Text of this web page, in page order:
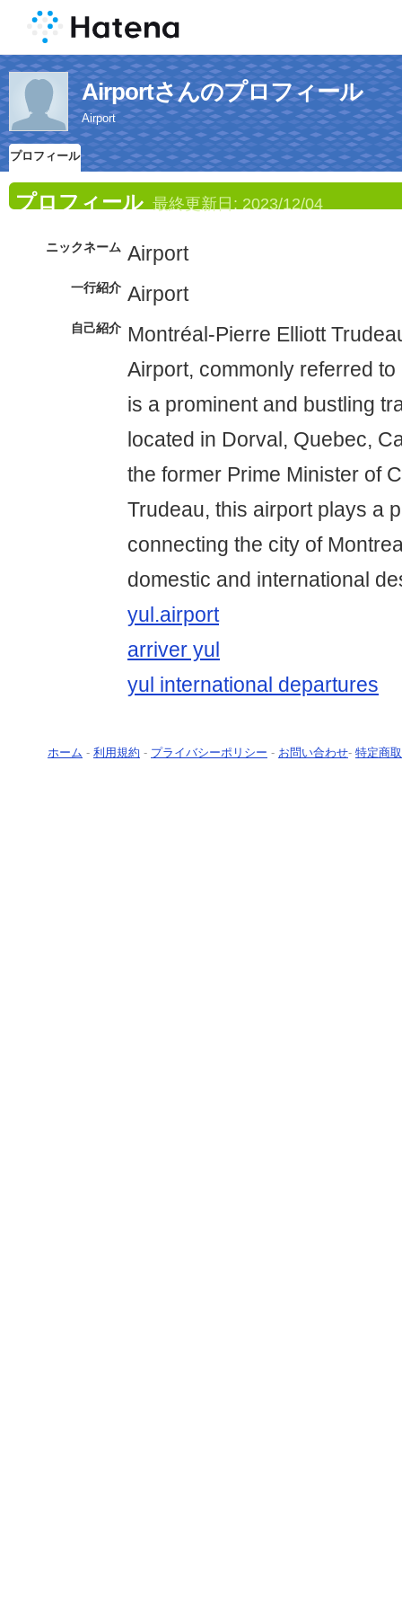
Airportさんのプロフィール
Airport
プロフィール
プロフィール 最終更新日: 2023/12/04
ニックネーム Airport
一行紹介 Airport
自己紹介 Montréal-Pierre Elliott
Airport, commonly referred
is a prominent and bustling
located in Dorval, Quebec,
the former Prime Minister of
Trudeau, this airport plays a
connecting the city of
domestic and international
yul.airport
arriver yul
yul international departures
ホーム - 利用規約 - プライバシーポリシー - お問い合わせ- 特定商